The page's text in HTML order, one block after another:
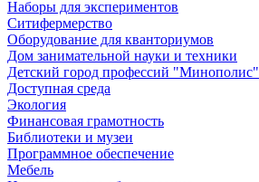
Наборы для экспериментов
Ситифермерство
Оборудование для кванториумов
Дом занимательной науки и техники
Детский город профессий "Минополис"
Доступная среда
Экология
Финансовая грамотность
Библиотеки и музеи
Программное обеспечение
Мебель